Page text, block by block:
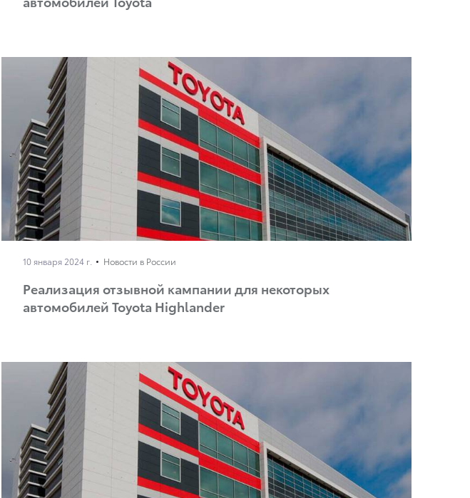
10 января 2024 г. Новости в России
Реализация отзывной кампании для некоторых
автомобилей Toyota Highlander